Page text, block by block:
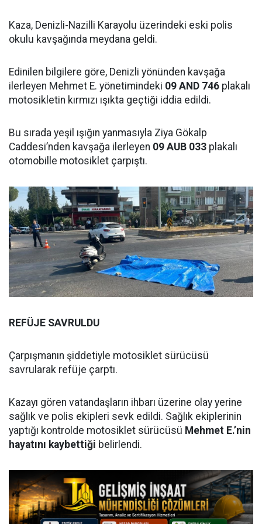
Kaza, Denizli-Nazilli Karayolu üzerindeki eski polis
okulu kavşağında meydana geldi.
Edinilen bilgilere göre, Denizli yönünden kavşağa
ilerleyen Mehmet E. yönetimindeki 09 AND 746 plakalı
motosikletin kırmızı ışıkta geçtiği iddia edildi.
Bu sırada yeşil ışığın yanmasıyla Ziya Gökalp
Caddesi’nden kavşağa ilerleyen 09 AUB 033 plakalı
otomobille motosiklet çarpıştı.
REFÜJE SAVRULDU
Çarpışmanın şiddetiyle motosiklet sürücüsü
savrularak refüje çarptı.
Kazayı gören vatandaşların ihbarı üzerine olay yerine
sağlık ve polis ekipleri sevk edildi. Sağlık ekiplerinin
yaptığı kontrolde motosiklet sürücüsü Mehmet E.’nin
hayatını kaybettiği belirlendi.